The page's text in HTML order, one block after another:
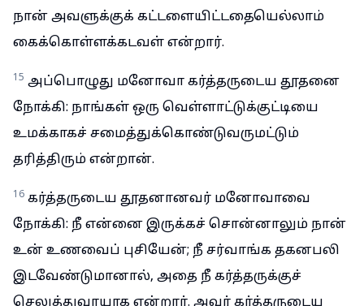
நான் அவளுக்குக் கட்டளையிட்டதையெல்லாம்
கைக்கொள்ளக்கடவள் என்றார்.
15 அப்பொழுது மனோவா கர்த்தருடைய தூதனை
நோக்கி: நாங்கள் ஒரு வெள்ளாட்டுக்குட்டியை
உமக்காகச் சமைத்துக்கொண்டுவருமட்டும்
தரித்திரும் என்றான்.
16 கர்த்தருடைய தூதனானவர் மனோவாவை
நோக்கி: நீ என்னை இருக்கச் சொன்னாலும் நான்
உன் உணவைப் புசியேன்; நீ சர்வாங்க தகனபலி
இடவேண்டுமானால், அதை நீ கர்த்தருக்குச்
செலுத்துவாயாக என்றார். அவர் கர்த்தருடைய